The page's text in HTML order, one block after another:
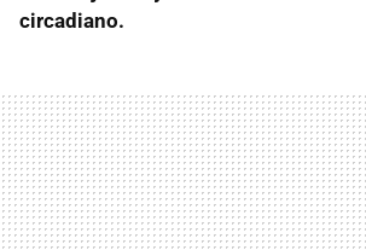
circadiano.